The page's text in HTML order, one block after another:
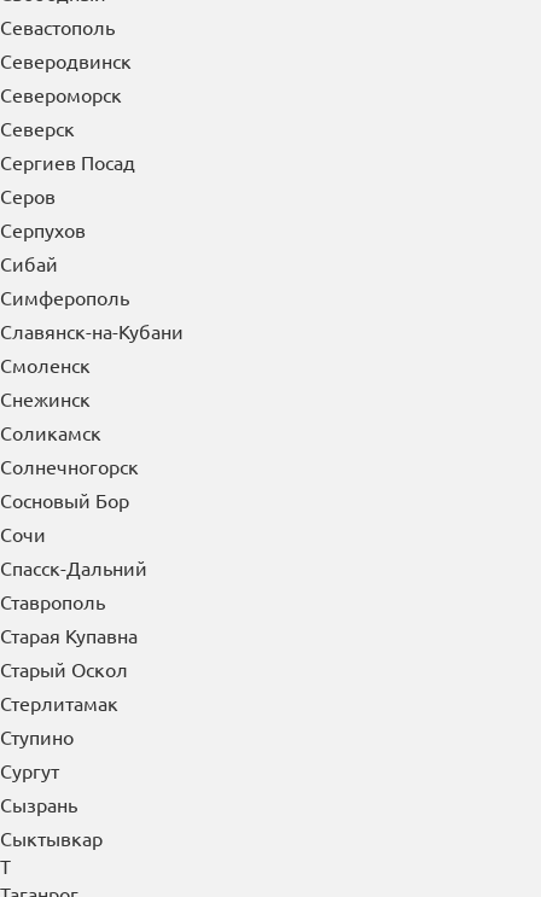
Северодвинск
Североморск
Северск
Сергиев Посад
Серов
Серпухов
Сибай
Симферополь
Славянск-на-Кубани
Смоленск
Снежинск
Соликамск
Солнечногорск
Сосновый Бор
Сочи
Спасск-Дальний
Ставрополь
Старая Купавна
Старый Оскол
Стерлитамак
Ступино
Сургут
Сызрань
Сыктывкар
Т
Таганрог
Талдом